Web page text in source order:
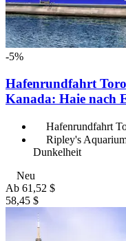
-5%
Hafenrundfahrt
Kanada: Haie nach
Hafenrundfahrt
Ripley's
Dunkelheit
Neu
Ab 61,52 $
58,45 $